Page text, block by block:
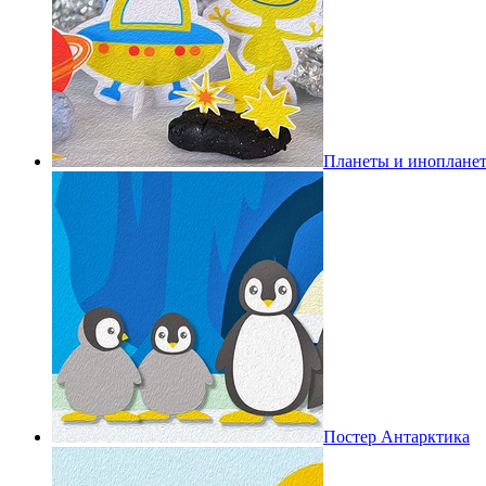
Планеты и
Постер Антарктика